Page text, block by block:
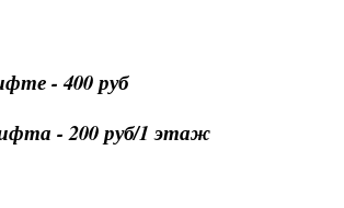
- 400 руб
- 200 руб/1 этаж